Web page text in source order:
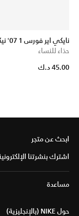
نايكي اير فورس 1 07' نيكست نيتشر
حذاء للنساء
45.00 د.ك
ابحث عن متجر
اشترك بنشرتنا
مساعدة
حول NIKE (بالإنجليزية)